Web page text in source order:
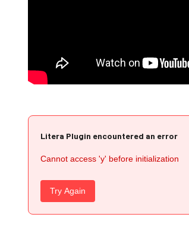
Litera Plugin encountered an error
Cannot access 'y' before initialization
Try Again